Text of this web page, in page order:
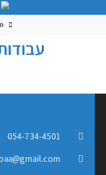
054-734-4501